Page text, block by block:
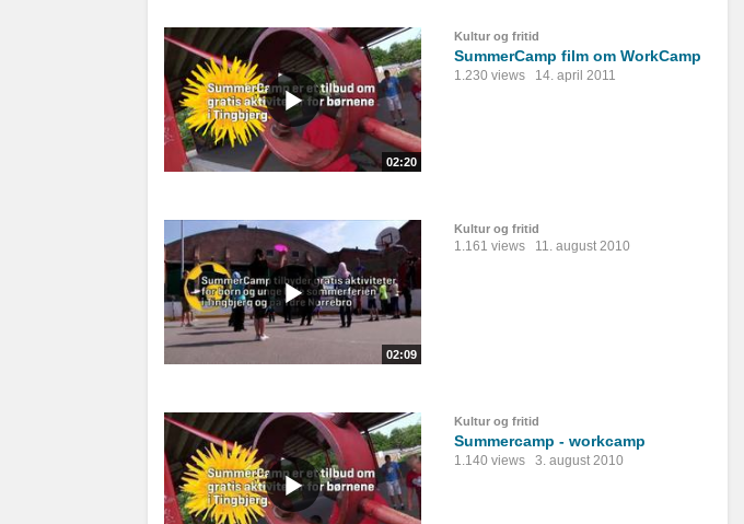
02:20
Kultur og fritid
SummerCamp film om WorkCamp
1.230 views 14. april 2011
02:09
Kultur og fritid
1.161 views 11. august 2010
Kultur og fritid
Summercamp - workcamp
1.140 views 3. august 2010